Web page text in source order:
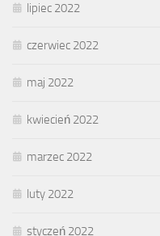
lipiec 2022
czerwiec 2022
maj 2022
kwiecień 2022
marzec 2022
luty 2022
styczeń 2022